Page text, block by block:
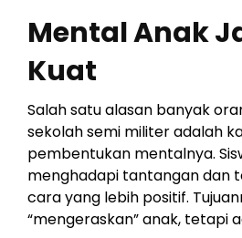
Mental Anak
Kuat
Salah satu alasan banyak
sekolah semi militer adalah
pembentukan mentalnya.
menghadapi tantangan dan
cara yang lebih positif.
“mengeraskan” anak, tetapi